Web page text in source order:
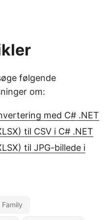
følgende
om:
med C# .NET
til CSV i C# .NET
til JPG-billede i